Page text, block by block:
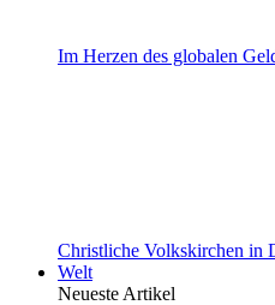
Im Herzen des globalen
Christliche Volkskirchen in
Welt
Neueste Artikel